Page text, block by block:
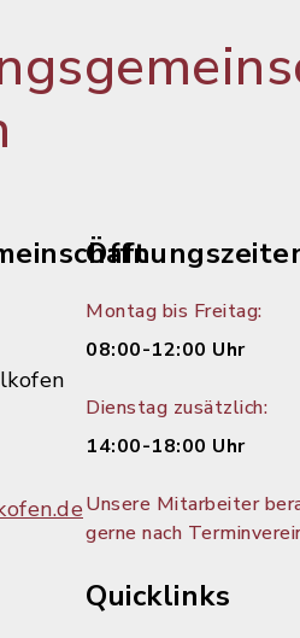
Montag bis Freitag:
08:00-12:00 Uhr
Dienstag zusätzlich:
14:00-18:00 Uhr
Unsere Mitarbeiter
gerne nach
Quicklinks